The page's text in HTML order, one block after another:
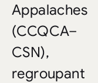
Appalaches
(CCQCA–
CSN),
regroupant